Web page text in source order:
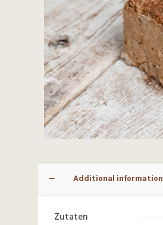
Additional information
Zutaten